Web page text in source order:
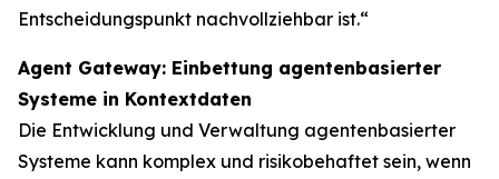
Entscheidungspunkt nachvollziehbar ist.“
Agent Gateway: Einbettung agentenbasierter
Systeme in Kontextdaten
Die Entwicklung und Verwaltung agentenbasierter
Systeme kann komplex und risikobehaftet sein, wenn